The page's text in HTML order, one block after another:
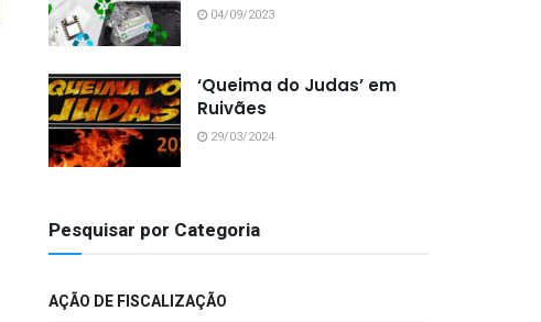
04/09/2023
‘Queima do Judas’ em
Ruivães
29/03/2024
Pesquisar por Categoria
AÇÃO DE FISCALIZAÇÃO